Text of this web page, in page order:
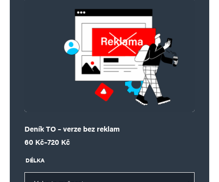
Deník TO – verze bez reklam
60 Kč–720 Kč
Rozpětí cen: 60 Kč až 720 Kč
DÉLKA